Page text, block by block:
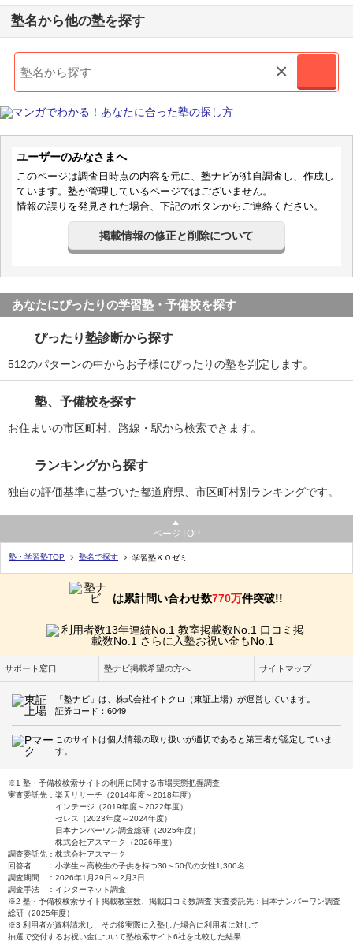
塾名から他の塾を探す
×
ユーザーのみなさまへ
このページは調査日時点の内容を元に、塾ナビが独自調査し、作成し
ています。塾が管理しているページではございません。
情報の誤りを発見された場合、下記のボタンからご連絡ください。
掲載情報の修正と削除について
あなたにぴったりの学習塾・予備校を探す
ぴったり塾診断から探す
512のパターンの中からお子様にぴったりの塾を判定します。
塾、予備校を探す
お住まいの市区町村、路線・駅から検索できます。
ランキングから探す
独自の評価基準に基づいた都道府県、市区町村別ランキングです。
ページTOP
塾・学習塾TOP 塾名で探す 学習塾ＫＯゼミ
は累計問い合わせ数770万件突破!!
サポート窓口 塾ナビ掲載希望の方へ サイトマップ
「塾ナビ」は、株式会社イトクロ（東証上場）が運営しています。
証券コード：6049
このサイトは個人情報の取り扱いが適切であると第三者が認定していま
す。
※1 塾・予備校検索サイトの利用に関する市場実態把握調査
実査委託先：楽天リサーチ（2014年度～2018年度）
インテージ（2019年度～2022年度）
セレス（2023年度～2024年度）
日本ナンバーワン調査総研（2025年度）
株式会社アスマーク（2026年度）
調査委託先：株式会社アスマーク
回答者 ：小学生～高校生の子供を持つ30～50代の女性1,300名
調査期間 ：2026年1月29日～2月3日
調査手法 ：インターネット調査
※2 塾・予備校検索サイト掲載教室数、掲載口コミ数調査 実査委託先：日本ナンバーワン調査
総研（2025年度）
※3 利用者が資料請求し、その後実際に入塾した場合に利用者に対して
抽選で交付するお祝い金について塾検索サイト6社を比較した結果